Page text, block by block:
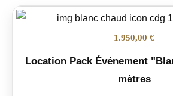
1.950,00 €
Location Pack Événement
mètres